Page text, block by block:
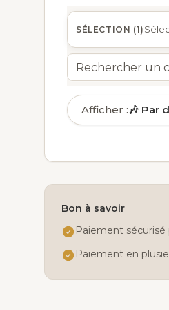
SÉLECTION (1)
Afficher :🎶 Par
👤Par âge
Bon à savoir
Paiement sécurisé
Paiement en